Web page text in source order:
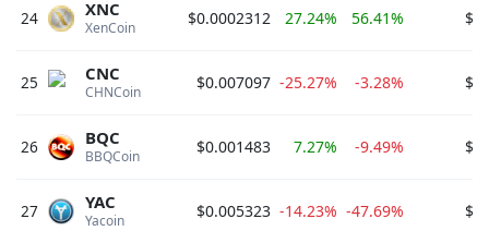
24 XenCoin
XNC $0.0002312 27.24% 56.41%
25 CHNCoin
CNC $0.007097 -25.27% -3.28%
26 BBQCoin
BQC $0.001483 7.27% -9.49%
27 Yacoin
YAC $0.005323 -14.23% -47.69%